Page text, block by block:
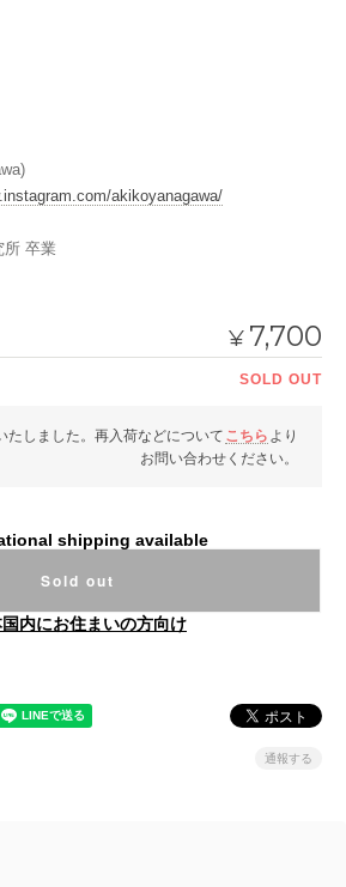
akikoyanagawa/
所 卒業
¥ 7,700
SOLD OUT
たしました。再入荷などについて こちら より
お問い合わせください。
shipping available
Sold out
国内にお住まいの方向け
通報する